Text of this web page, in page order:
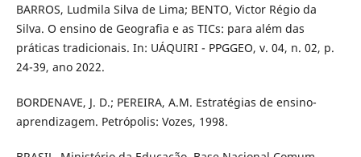
BARROS, Ludmila Silva de Lima; BENTO, Victor Régio da
Silva. O ensino de Geografia e as TICs: para além das
práticas tradicionais. In: UÁQUIRI - PPGGEO, v. 04, n. 02, p.
24-39, ano 2022.
BORDENAVE, J. D.; PEREIRA, A.M. Estratégias de ensino-
aprendizagem. Petrópolis: Vozes, 1998.